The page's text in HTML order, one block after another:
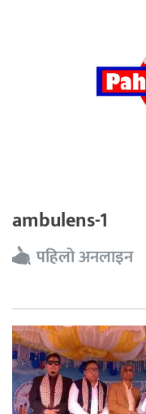
ambulens-1
पहिलो अनलाइन